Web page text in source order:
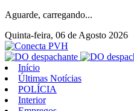
Aguarde, carregando...
Quinta-feira, 06 de Agosto 2026
Início
Últimas Notícias
POLÍCIA
Interior